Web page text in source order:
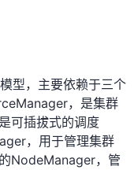
型，主要依赖于三个
，是集群
可插拔式的调度
，用于管理集群
NodeManager，管